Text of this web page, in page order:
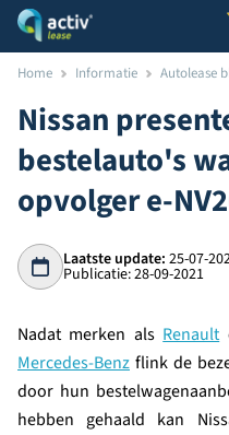
Home Informatie Autolease
Nissan
bestelauto's
opvolger e-
Laatste update: 25-07-
Publicatie: 28-09-2021
Nadat merken als Renault
Mercedes-Benz flink de
door hun
hebben gehaald kan